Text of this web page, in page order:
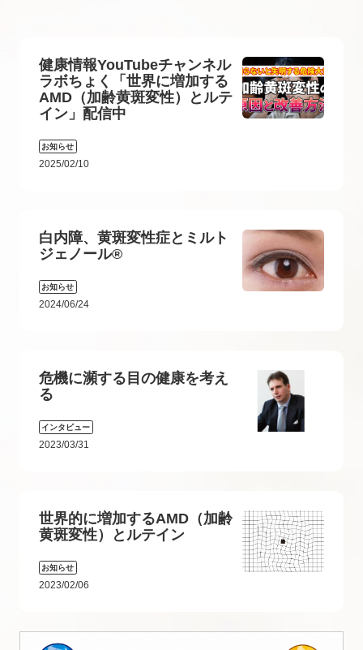
健康情報YouTubeチャンネル
ラボちょく「世界に増加する
AMD（加齢黄斑変性）とルテ
イン」配信中
お知らせ
2025/02/10
白内障、黄斑変性症とミルト
ジェノール®
お知らせ
2024/06/24
危機に瀕する目の健康を考え
る
インタビュー
2023/03/31
世界的に増加するAMD（加齢
黄斑変性）とルテイン
お知らせ
2023/02/06